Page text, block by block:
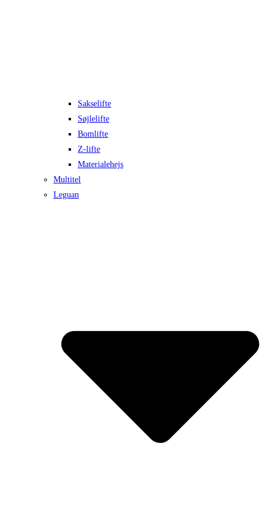
Sakselifte
Søjlelifte
Bomlifte
Z-lifte
Materialehejs
Multitel
Leguan